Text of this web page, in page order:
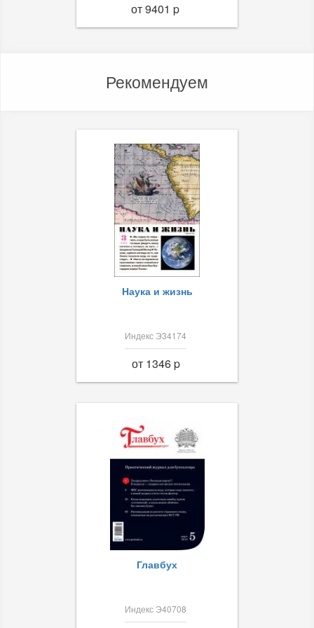
от 9401 p
Рекомендуем
Наука и жизнь
Индекс Э34174
от 1346 p
Главбух
Индекс Э40708